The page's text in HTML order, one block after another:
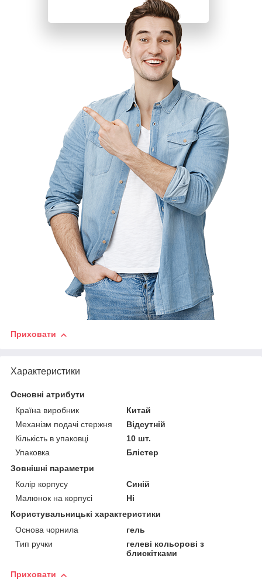
Приховати
Характеристики
Основні атрибути
Країна виробник
Китай
Механізм подачі стержня
Відсутній
Кількість в упаковці
10 шт.
Упаковка
Блістер
Зовнішні параметри
Колір корпусу
Синій
Малюнок на корпусі
Ні
Користувальницькі характеристики
Основа чорнила
гель
Тип ручки
гелеві кольорові з
блискітками
Приховати